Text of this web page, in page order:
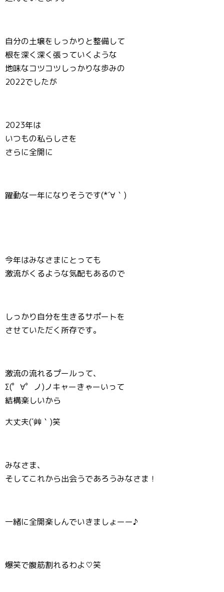
自分の土壌をしっかりと整備して
根を深く深く張っていくような
地味なコツコツしっかりな歩みの
2022でしたが
2023年は
いつもの私らしさを
さらに全開に
躍動な一年になりそうです(*´∀｀)
今年はみなさまにとっても
激流がくるような気配もあるので
しっかり自分を生きるサポートを
させていただく所存です。
激流の流れるプールって、
Σ(゜∀゜ノ)ノキャーきゃーいって
結構楽しいから
大丈夫(´艸｀)笑
みなさま、
そしてこれから出会うであろうみなさま！
一緒に全開楽しんでいきましょーー♪
爆笑で腹筋割れるわよ♡笑